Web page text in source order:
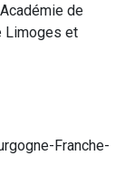
de
Limoges et
Franche-